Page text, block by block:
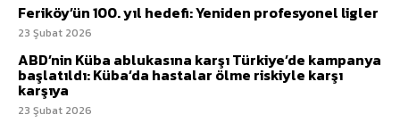
Feriköy’ün 100. yıl hedefi: Yeniden profesyonel ligler
23 Şubat 2026
ABD’nin Küba ablukasına karşı Türkiye’de kampanya
başlatıldı: Küba’da hastalar ölme riskiyle karşı
karşıya
23 Şubat 2026